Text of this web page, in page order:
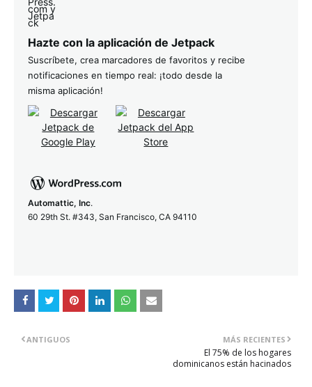
Hazte con la aplicación de Jetpack
Suscríbete, crea marcadores de favoritos y recibe
notificaciones en tiempo real: ¡todo desde la
misma aplicación!
Automattic, Inc.
60 29th St. #343, San Francisco, CA 94110
MÁS RECIENTES
El 75% de los hogares
dominicanos están hacinados
ANTIGUOS